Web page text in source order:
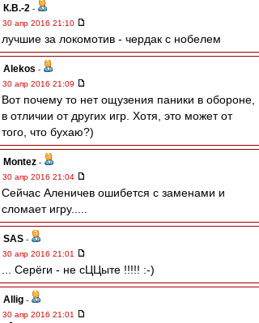
К.В.-2 -
30 апр 2016 21:10
лучшие за локомотив - чердак с нобелем
Alekos -
30 апр 2016 21:09
Вот почему то нет ощузения паники в обороне,
в отличии от других игр. Хотя, это может от
того, что бухаю?)
Montez -
30 апр 2016 21:04
Сейчас Аленичев ошибется с заменами и
сломает игру.....
SAS -
30 апр 2016 21:01
... Серёги - не сЦЦыте !!!!! :-)
Allig -
30 апр 2016 21:01